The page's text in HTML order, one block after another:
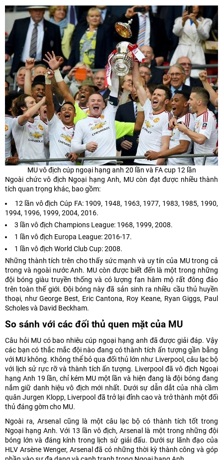
MU vô địch cúp ngoại hạng anh 20 lần và FA cup 12 lần
Ngoài chức vô địch Ngoại hạng Anh, MU còn đạt được nhiều thành
tích quan trọng khác, bao gồm:
12 lần vô địch Cúp FA: 1909, 1948, 1963, 1977, 1983, 1985, 1990,
1994, 1996, 1999, 2004, 2016.
3 lần vô địch Champions League: 1968, 1999, 2008.
1 lần vô địch Europa League: 2016-17.
1 lần vô địch World Club Cup: 2008.
Những thành tích trên cho thấy sức mạnh và uy tín của MU trong cả
trong và ngoài nước Anh. MU còn được biết đến là một trong những
đội bóng giàu truyền thống và có lượng fan hâm mộ rất đông đảo
trên toàn thế giới. Đội bóng này đã sản sinh ra nhiều cầu thủ huyền
thoại, như George Best, Eric Cantona, Roy Keane, Ryan Giggs, Paul
Scholes và David Beckham.
So sánh với các đối thủ quen mặt của MU
Câu hỏi MU có bao nhiêu cúp ngoại hạng anh đã được giải đáp. Vậy
các bạn có thắc mắc đội nào đang có thành tích ấn tượng gần bằng
với MU không. Không thể bỏ qua đối thủ lớn như Liverpool, câu lạc bộ
với lịch sử rực rỡ và thành tích ấn tượng. Liverpool đã vô địch Ngoại
hạng Anh 19 lần, chỉ kém MU một lần và hiện đang là đội bóng đang
nắm giữ danh hiệu vô địch mới nhất. Dưới sự dẫn dắt của nhà cầm
quân Jurgen Klopp, Liverpool đã trở lại đỉnh cao và trở thành một đối
thủ đáng gờm cho MU.
Ngoài ra, Arsenal cũng là một câu lạc bộ có thành tích tốt trong
Ngoại hạng Anh. Với 13 lần vô địch, Arsenal là một trong những đội
bóng lớn và đáng kính trong lịch sử giải đấu. Dưới sự lãnh đạo của
HLV Arsène Wenger, Arsenal đã có những thời kỳ thành công và góp